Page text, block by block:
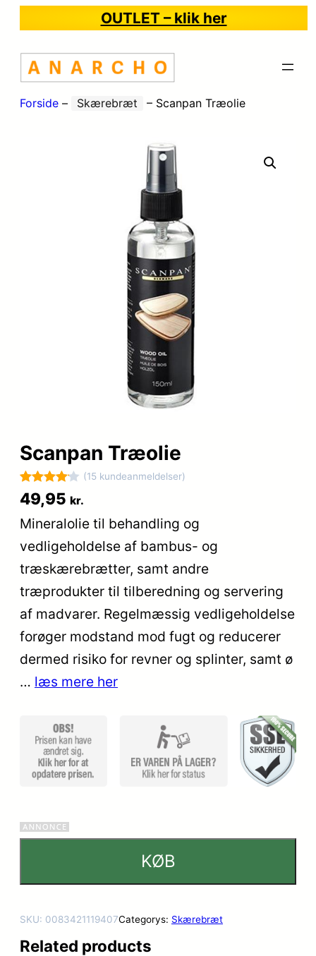
OUTLET – klik her
Forside – Skærebræt – Scanpan Træolie
Scanpan Træolie
Bedømt
som
ud af 5
baseret
på
15
ømmelse
r
(15 kundeanmeldelser)
49,95 kr.
Mineralolie til behandling og
vedligeholdelse af bambus- og
træskærebrætter, samt andre
træprodukter til tilberedning og servering
af madvarer. Regelmæssig vedligeholdelse
forøger modstand mod fugt og reducerer
dermed risiko for revner og splinter, samt ø
… læs mere her
KØB
SKU: 0083421119407Categorys: Skærebræt
Related products